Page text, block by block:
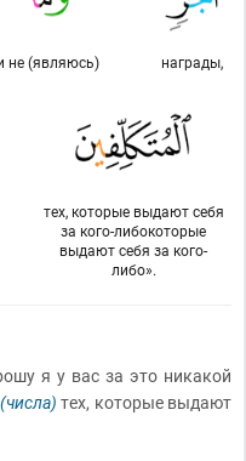
награды,
не (являюсь)
тех, которые выдают себя
за кого-либокоторые
выдают себя за кого-
либо».
я у вас за это никакой
(числа) тех, которые выдают